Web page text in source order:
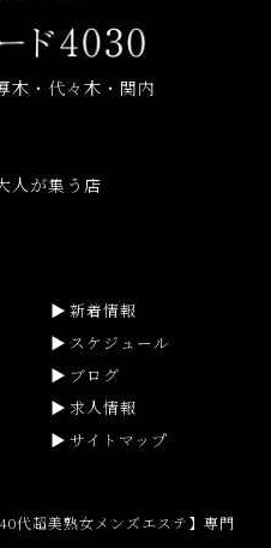
木・代々木・関内
人が集う店
新着情報
スケジュール
ブログ
求人情報
サイトマップ
代超美熟女メンズエステ】専門